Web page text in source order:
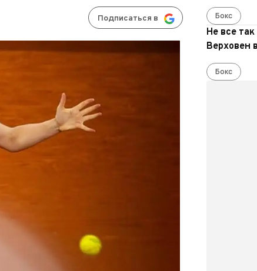
Подписаться в Бокс
Не все
Верховен
Бокс